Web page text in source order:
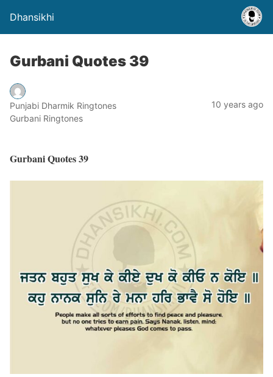
Dhansikhi
Gurbani Quotes 39
Punjabi Dharmik Ringtones
Gurbani Ringtones
10 years ago
Gurbani Quotes 39